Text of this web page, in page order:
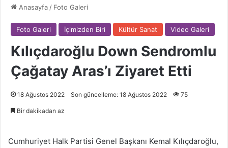
Anasayfa / Foto Galeri
Foto Galeri İçimizden Biri Kültür Sanat Video Galeri
Kılıçdaroğlu Down Sendromlu
Çağatay Aras’ı Ziyaret Etti
18 Ağustos 2022 Son güncelleme: 18 Ağustos 2022 75
Bir dakikadan az
Cumhuriyet Halk Partisi Genel Başkanı Kemal Kılıçdaroğlu,